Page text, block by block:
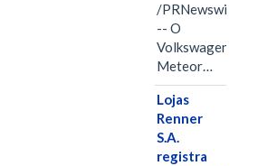
/PRNewswire/
-- O
Volkswagen
Meteor…
Lojas
Renner
S.A.
registra